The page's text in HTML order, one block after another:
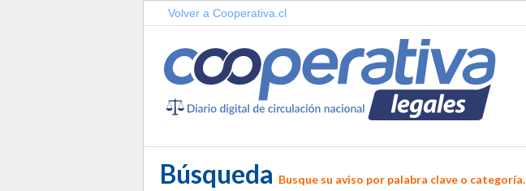
Volver a Cooperativa.cl
Búsqueda Busque su aviso por palabra clave o categoría.